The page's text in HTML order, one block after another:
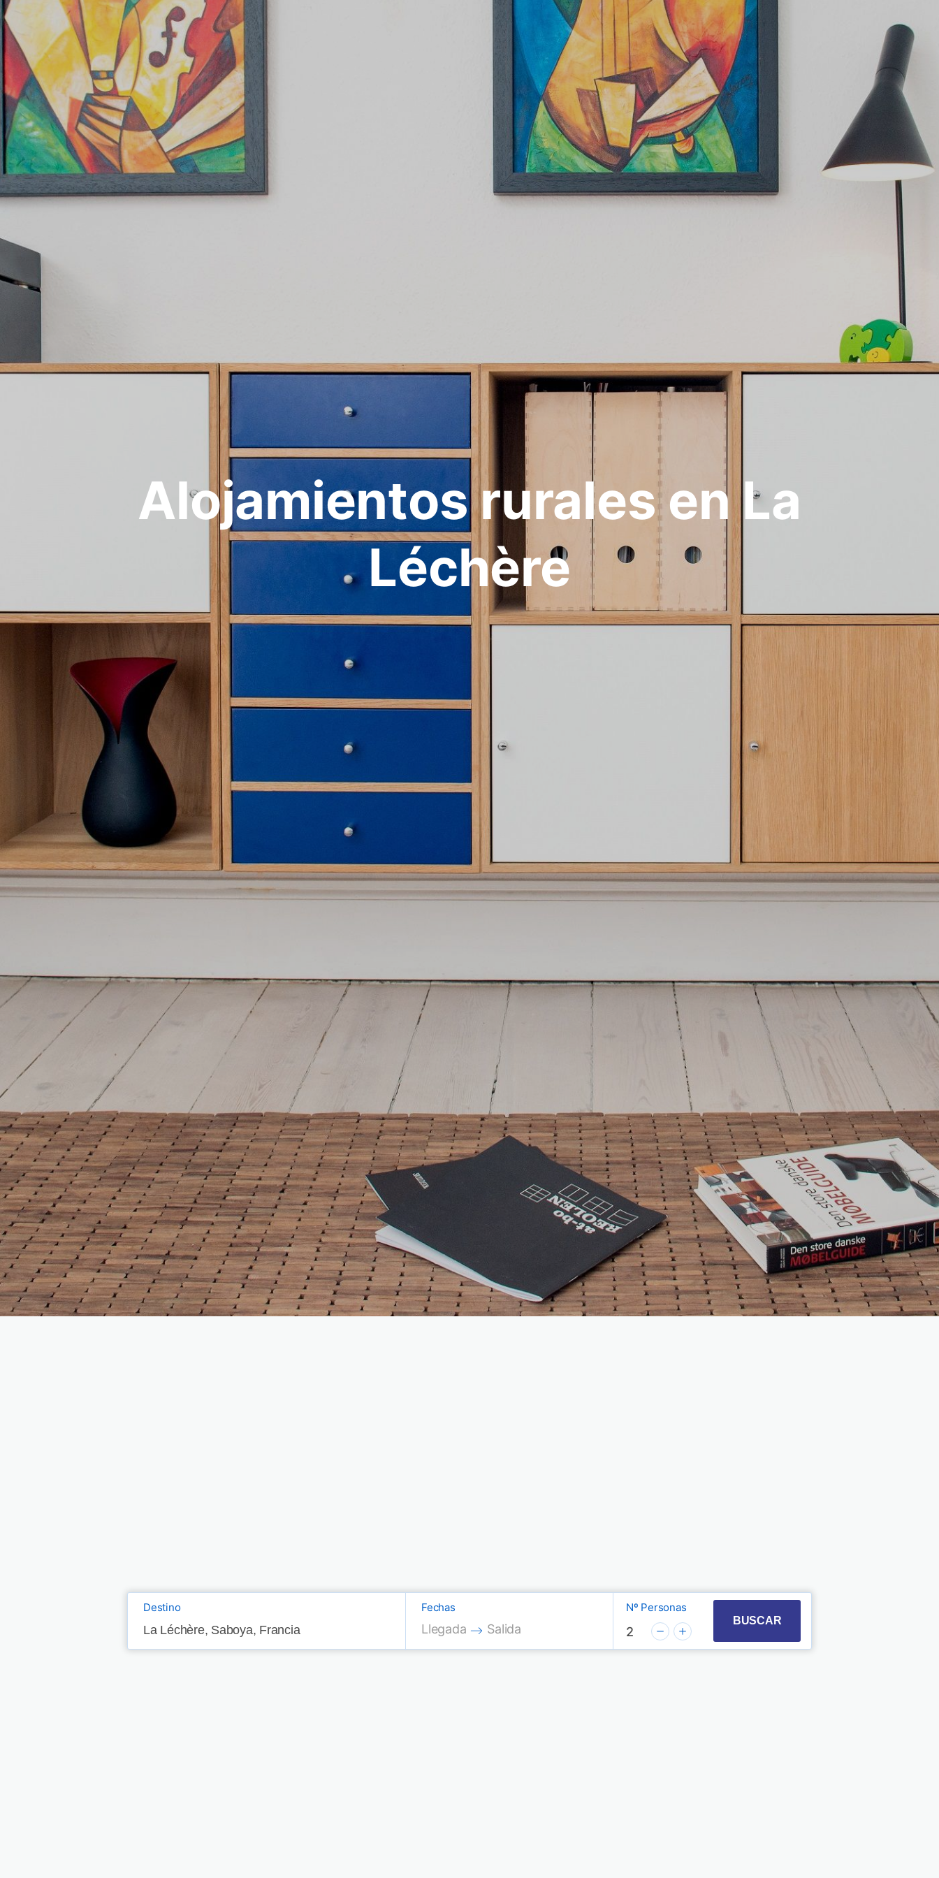
Alojamientos rurales en La
Léchère
Destino Fechas
Press the down arrow key to interact with the calendar and select a date. Press the
Llegada
Press the down arrow key to interact with the calendar and select a date.
Salida
Nº Personas
2
BUSCAR